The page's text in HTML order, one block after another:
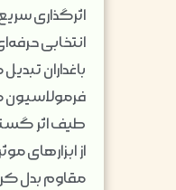
اثرگذاری
انتخابی
باغداران
فرمولاسیون
طیف اثر
از ابزارهای
مقاوم بدل